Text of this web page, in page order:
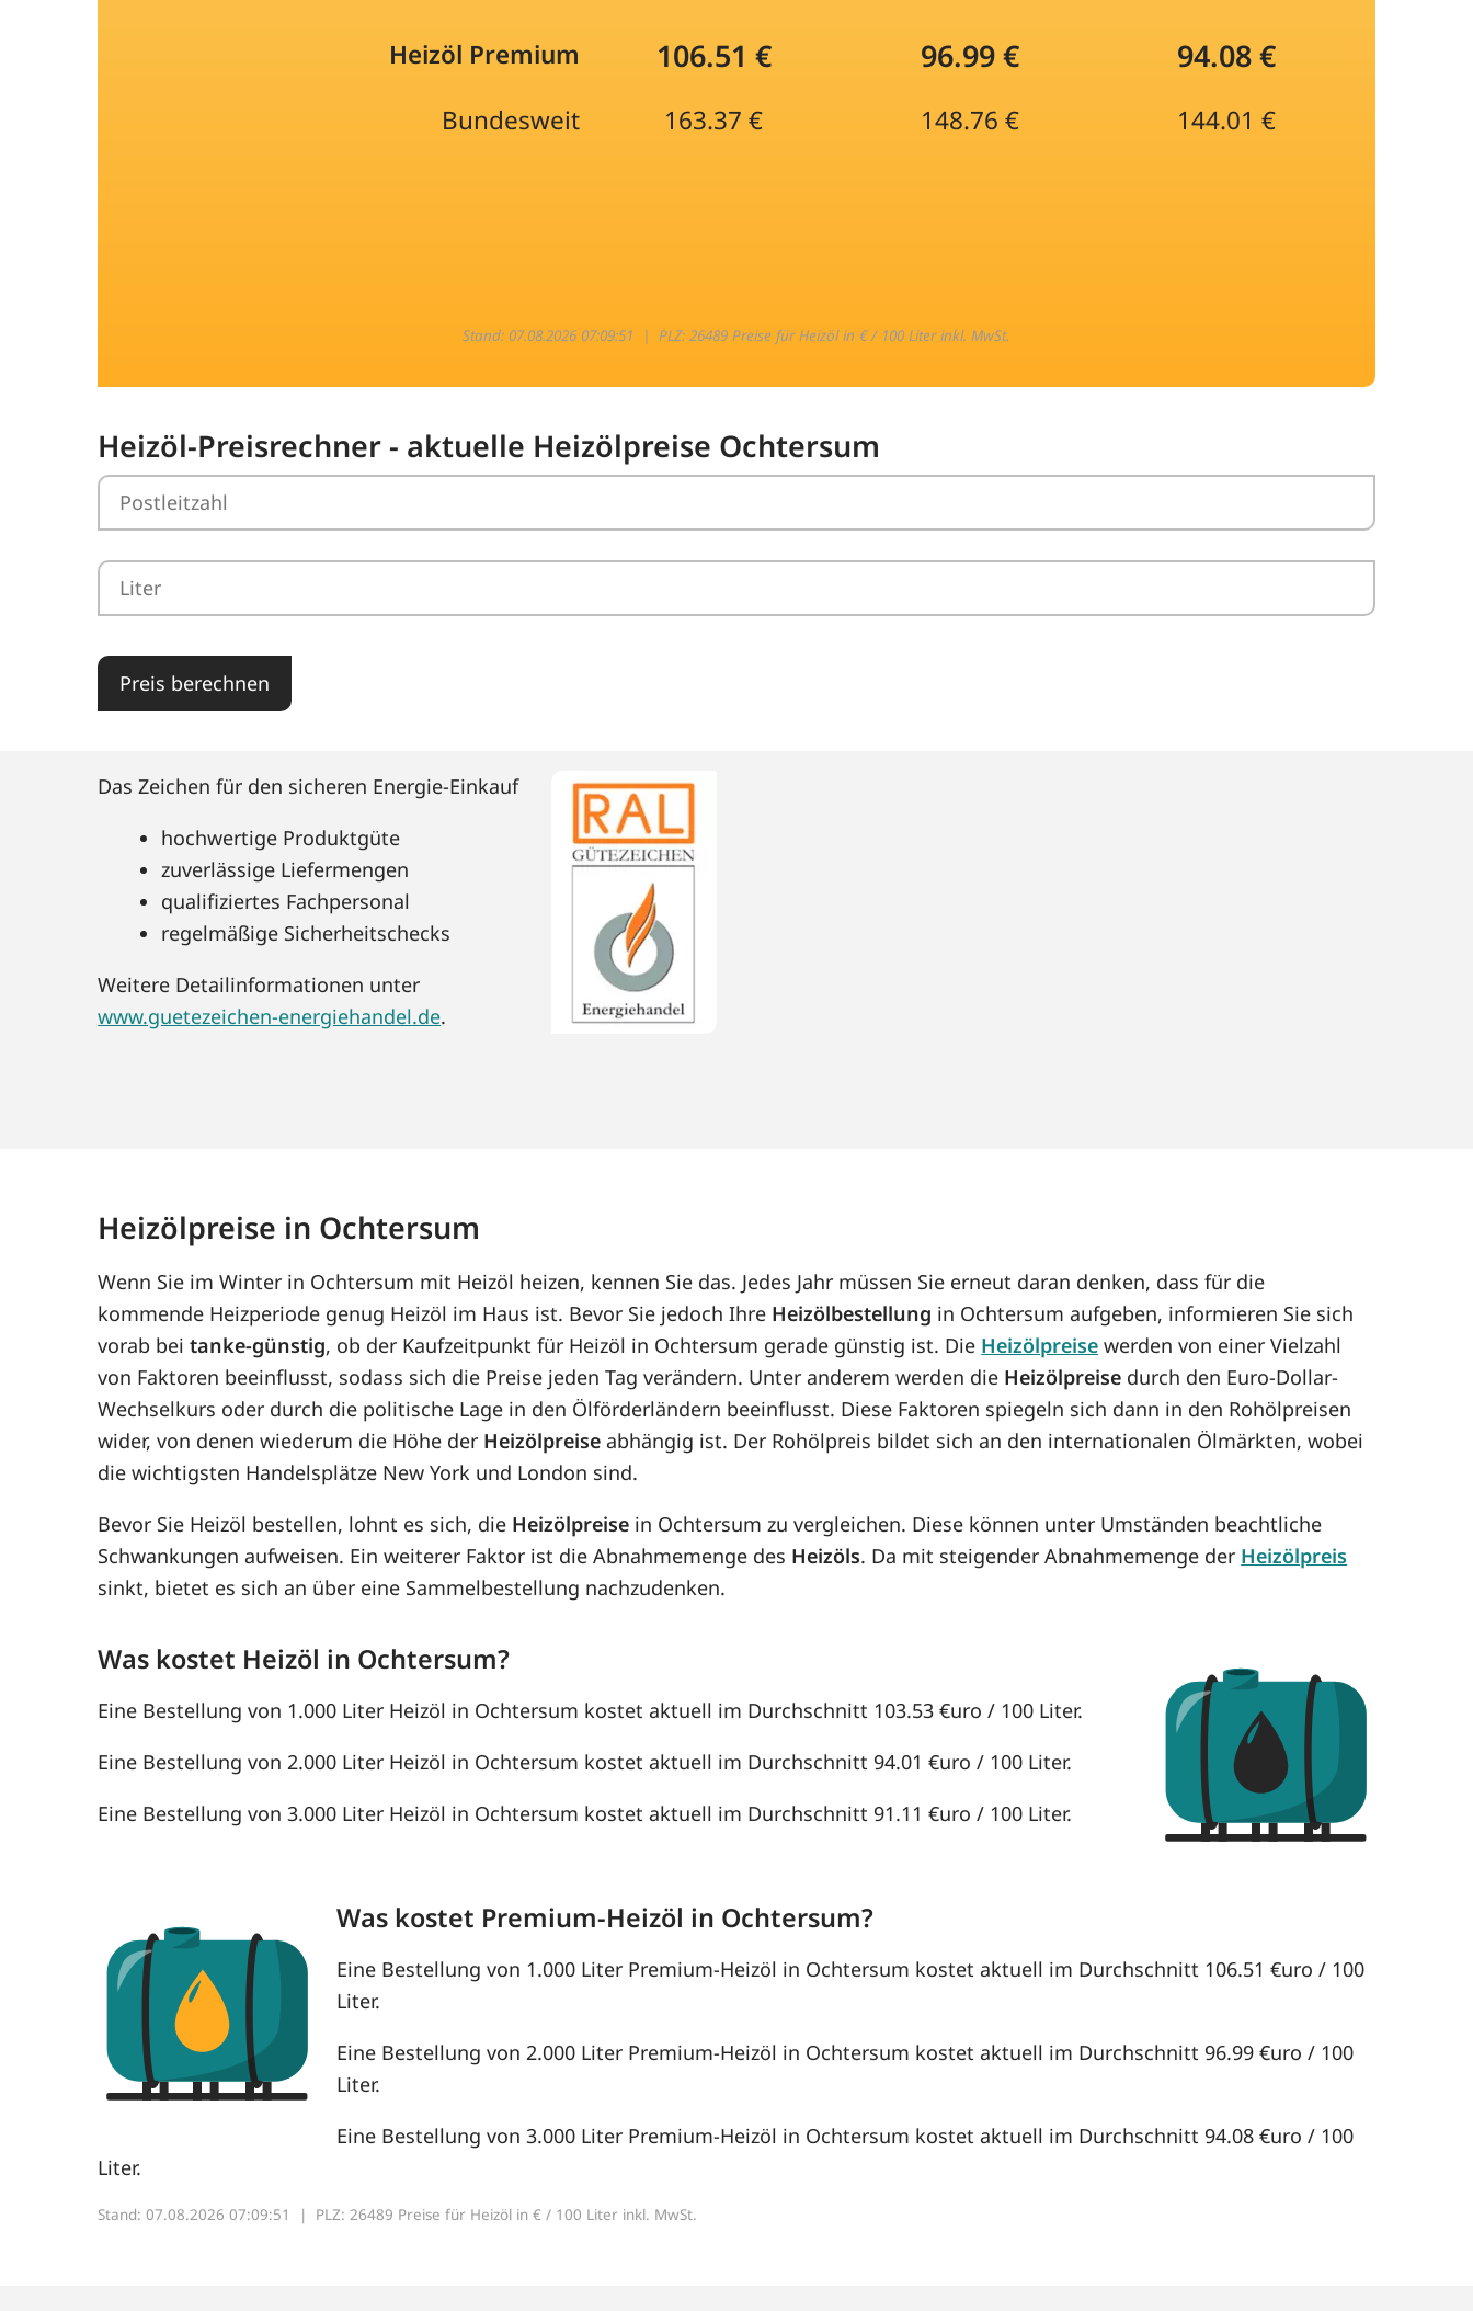
Heizöl Premium
106.51 € 96.99 € 94.08 €
Bundesweit 163.37 € 148.76 € 144.01 €
Stand: 07.08.2026 07:09:51 |PLZ: 26489 Preise für Heizöl in € / 100 Liter inkl. MwSt.
Heizöl-Preisrechner - aktuelle Heizölpreise Ochtersum
Preis berechnen
Das Zeichen für den sicheren Energie-Einkauf
hochwertige Produktgüte
zuverlässige Liefermengen
qualifiziertes Fachpersonal
regelmäßige Sicherheitschecks
Weitere Detailinformationen unter
www.guetezeichen-energiehandel.de.
Heizölpreise in Ochtersum
Wenn Sie im Winter in Ochtersum mit Heizöl heizen, kennen Sie das. Jedes Jahr müssen Sie erneut daran denken, dass für die
kommende Heizperiode genug Heizöl im Haus ist. Bevor Sie jedoch Ihre Heizölbestellung in Ochtersum aufgeben, informieren Sie sich
vorab beitanke-günstig, ob der Kaufzeitpunkt für Heizöl in Ochtersum gerade günstig ist. Die Heizölpreise werden von einer Vielzahl
von Faktoren beeinflusst, sodass sich die Preise jeden Tag verändern. Unter anderem werden die Heizölpreise durch den Euro-Dollar-
Wechselkurs oder durch die politische Lage in den Ölförderländern beeinflusst. Diese Faktoren spiegeln sich dann in den Rohölpreisen
wider, von denen wiederum die Höhe der Heizölpreise abhängig ist. Der Rohölpreis bildet sich an den internationalen Ölmärkten, wobei
die wichtigsten Handelsplätze New York und London sind.
Bevor Sie Heizöl bestellen, lohnt es sich, die Heizölpreise in Ochtersum zu vergleichen. Diese können unter Umständen beachtliche
Schwankungen aufweisen. Ein weiterer Faktor ist die Abnahmemenge des Heizöls. Da mit steigender Abnahmemenge der Heizölpreis
sinkt, bietet es sich an über eine Sammelbestellung nachzudenken.
Was kostet Heizöl in Ochtersum?
Eine Bestellung von 1.000 Liter Heizöl in Ochtersum kostet aktuell im Durchschnitt 103.53 €uro / 100 Liter.
Eine Bestellung von 2.000 Liter Heizöl in Ochtersum kostet aktuell im Durchschnitt 94.01 €uro / 100 Liter.
Eine Bestellung von 3.000 Liter Heizöl in Ochtersum kostet aktuell im Durchschnitt 91.11 €uro / 100 Liter.
Was kostet Premium-Heizöl in Ochtersum?
Eine Bestellung von 1.000 Liter Premium-Heizöl in Ochtersum kostet aktuell im Durchschnitt 106.51 €uro / 100
Liter.
Eine Bestellung von 2.000 Liter Premium-Heizöl in Ochtersum kostet aktuell im Durchschnitt 96.99 €uro / 100
Liter.
Eine Bestellung von 3.000 Liter Premium-Heizöl in Ochtersum kostet aktuell im Durchschnitt 94.08 €uro / 100
Liter.
Stand: 07.08.2026 07:09:51 | PLZ: 26489 Preise für Heizöl in € / 100 Liter inkl. MwSt.